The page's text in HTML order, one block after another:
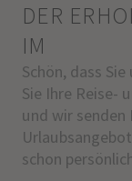
DER
IM
Schön, dass
Sie Ihre Reise-
und wir senden
schon